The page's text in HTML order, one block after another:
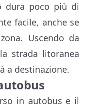
dura poco più di
facile, anche se
Uscendo da
strada litoranea
a destinazione.
in autobus e il